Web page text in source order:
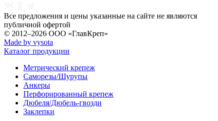
Все предложения и цены указанные на сайте не являются
публичной офертой
© 2012–2026 ООО «ГлавКреп»
Made by vysota
Каталог продукции
Метрический крепеж
Саморезы/Шурупы
Анкеры
Перфорированный крепеж
Дюбеля/Дюбель-гвозди
Заклепки